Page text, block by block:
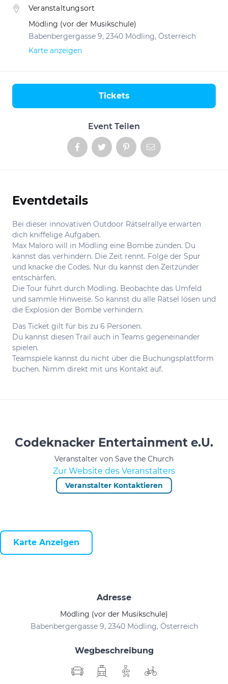
Veranstaltungsort
Mödling (vor der Musikschule)
Babenbergergasse 9, 2340 Mödling, Österreich
Karte anzeigen
Event Teilen
Tickets
Informationen
Eventdetails
Bei dieser innovativen Outdoor Rätselrallye erwarten
dich kniffelige Aufgaben.
Max Maloro will in Mödling eine Bombe zünden. Du
kannst das verhindern. Die Zeit rennt. Folge der Spur
und knacke die Codes. Nur du kannst den Zeitzünder
entschärfen.
Die Tour führt durch Mödling. Beobachte das Umfeld
und sammle Hinweise. So kannst du alle Rätsel lösen und
die Explosion der Bombe verhindern.
Das Ticket gilt für bis zu 6 Personen.
Du kannst diesen Trail auch in Teams gegeneinander
spielen.
Teamspiele kannst du nicht über die Buchungsplattform
buchen. Nimm direkt mit uns Kontakt auf.
Codeknacker Entertainment e.U.
Veranstalter von Save the Church
Zur Website des Veranstalters
Veranstalter Kontaktieren
Karte Anzeigen
Adresse
Mödling (vor der Musikschule)
Babenbergergasse 9, 2340 Mödling, Österreich
Wegbeschreibung